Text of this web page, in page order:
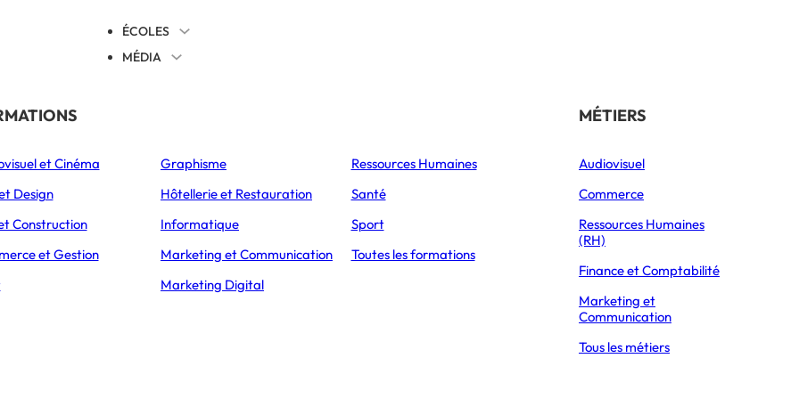
ÉCOLES
MÉDIA
Éducation
L’Express Éducation
Bachelors
L’Express Éducation
Masters
THÉMATIQUES
Orientation
Vie étudiante
Formations
Partir à l’étranger
et Cinéma
Design
Construction
et Gestion
Graphisme
Hôtellerie et Restauration
Informatique
Marketing et Communication
Marketing Digital
Ressources Humaines
Santé
Sport
Toutes les formations
MÉTIERS
Audiovisuel
Commerce
Ressources Humaines
(RH)
Finance et Comptabilité
Marketing et
Communication
Tous les métiers